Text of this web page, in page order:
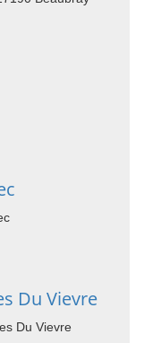
Du Vievre
Du Vievre